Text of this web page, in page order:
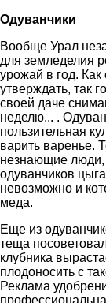
Одуванчики
Вообще Урал
для земледелия
урожай в год.
утверждать, так
своей даче
неделю... .
пользительная
варить варенье.
незнающие
одуванчиков
невозможно и
меда.
Еще из
теща
клубника
плодоносить с
Реклама